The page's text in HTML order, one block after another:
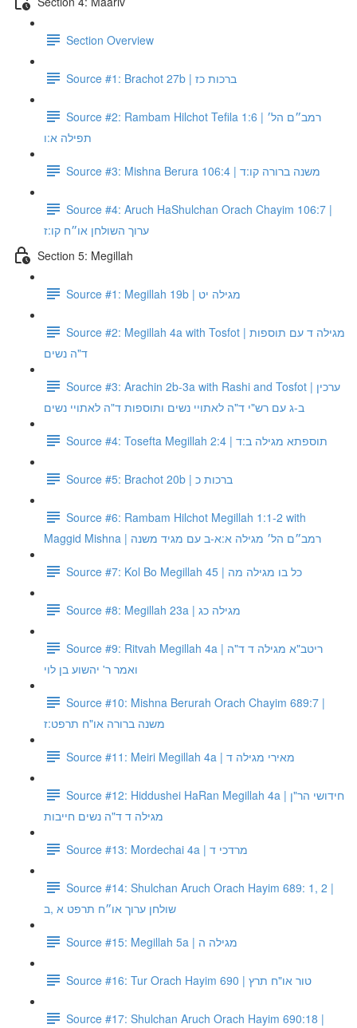
Section Overview
Source #1: Brachot 27b | ברכות כז
Source #2: Rambam Hilchot Tefila 1:6 | רמב״ם הל׳
תפילה א:ו
Source #3: Mishna Berura 106:4 | משנה ברורה קו:ד
Source #4: Aruch HaShulchan Orach Chayim 106:7 |
ערוך השולחן או״ח קו:ז
Section 5: Megillah
Source #1: Megillah 19b | מגילה יט
Source #2: Megillah 4a with Tosfot | מגילה ד עם תוספות
ד"ה נשים
Source #3: Arachin 2b-3a with Rashi and Tosfot | ערכין
ב-ג עם רש"י ד"ה לאתויי נשים ותוספות ד"ה לאתויי נשים
Source #4: Tosefta Megillah 2:4 | תוספתא מגילה ב:ד
Source #5: Brachot 20b | ברכות כ
Source #6: Rambam Hilchot Megillah 1:1-2 with
Maggid Mishna | רמב״ם הל׳ מגילה א:א-ב עם מגיד משנה
Source #7: Kol Bo Megillah 45 | כל בו מגילה מה
Source #8: Megillah 23a | מגילה כג
Source #9: Ritvah Megillah 4a | ריטב"א מגילה ד ד"ה
ואמר ר' יהשוע בן לוי
Source #10: Mishna Berurah Orach Chayim 689:7 |
משנה ברורה או"ח תרפט:ז
Source #11: Meiri Megillah 4a | מאירי מגילה ד
Source #12: Hiddushei HaRan Megillah 4a | חידושי הר"ן
מגילה ד ד"ה נשים חייבות
Source #13: Mordechai 4a | מרדכי ד
Source #14: Shulchan Aruch Orach Hayim 689: 1, 2 |
שולחן ערוך או״ח תרפט א ,ב
Source #15: Megillah 5a | מגילה ה
Source #16: Tur Orach Hayim 690 | טור או"ח תרץ
Source #17: Shulchan Aruch Orach Hayim 690:18 |